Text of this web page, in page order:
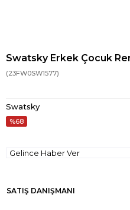
Swatsky Erkek Çocuk
(23FW0SW1577)
Swatsky
68
Gelince Haber Ver
SATIŞ DANIŞMANI